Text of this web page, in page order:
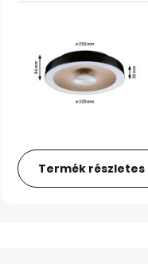
Termék